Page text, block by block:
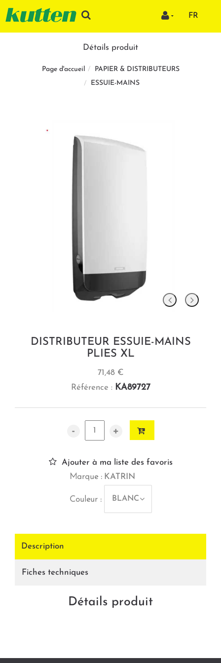
FR
Détails produit
Page d'accueil
PAPIER & DISTRIBUTEURS
ESSUIE-MAINS
DISTRIBUTEUR ESSUIE-MAINS
PLIES XL
71,48 €
Référence : KA89727
- +
Ajouter à ma liste des favoris
Marque : KATRIN
Couleur : BLANC
Description
Fiches techniques
Détails produit